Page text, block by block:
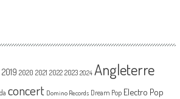
2019 2020 2021 2022 2023 2024 Angleterre
concert Domino Records Dream Pop Electro Pop